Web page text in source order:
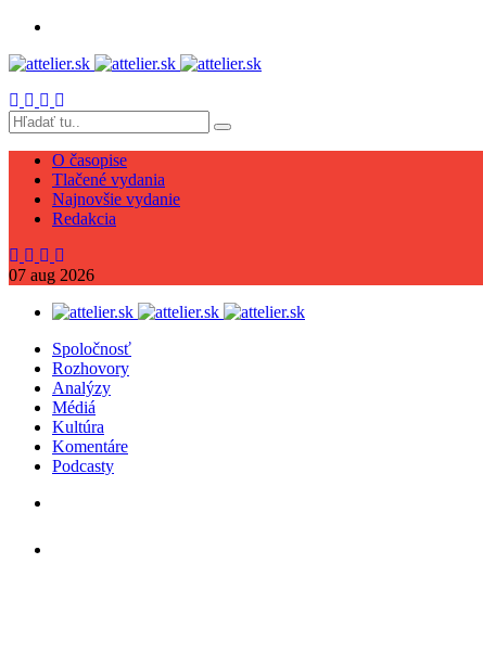
O časopise
Tlačené vydania
Najnovšie vydanie
Redakcia
07 aug 2026
Spoločnosť
Rozhovory
Analýzy
Médiá
Kultúra
Komentáre
Podcasty